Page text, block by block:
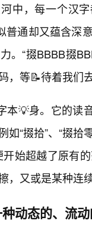
中，每一个汉
普通却又蕴含深
。“掇BBBB掇
，等📝待着我们
本💡身。它的读
如“掇拾”、“掇
开始超越了原有
，又或是某种连
动态的、流